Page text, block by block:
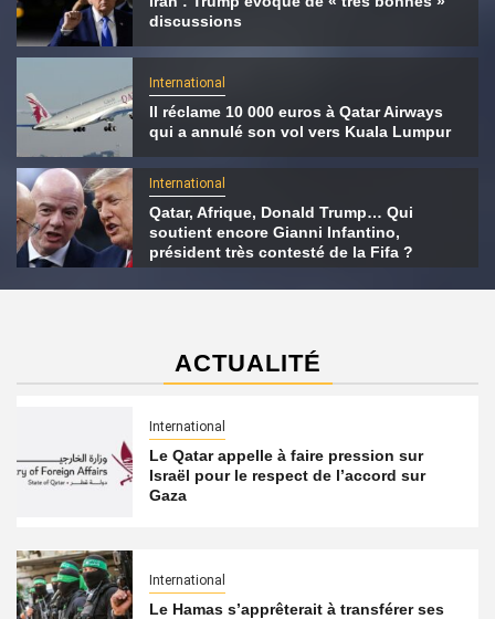
discussions
International
Il réclame 10 000 euros à Qatar Airways
qui a annulé son vol vers Kuala Lumpur
International
Qatar, Afrique, Donald Trump… Qui
soutient encore Gianni Infantino,
président très contesté de la Fifa ?
ACTUALITÉ
International
Le Qatar appelle à faire pression sur
Israël pour le respect de l’accord sur
Gaza
International
Le Hamas s’apprêterait à transférer ses